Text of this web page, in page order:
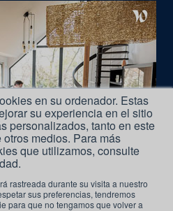
en su ordenador. Estas
su experiencia en el sitio
personalizados, tanto en este
medios. Para más
que utilizamos, consulte
rastreada durante su visita a nuestro
sus preferencias, tendremos
para que no tengamos que volver a